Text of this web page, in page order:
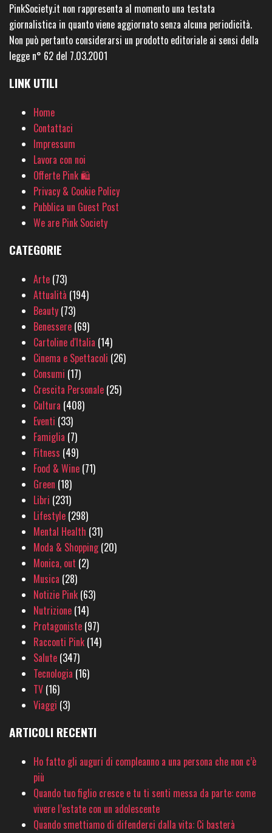
PinkSociety.it non rappresenta al momento una testata
giornalistica in quanto viene aggiornato senza alcuna periodicità.
Non può pertanto considerarsi un prodotto editoriale ai sensi della
legge n° 62 del 7.03.2001
LINK UTILI
Home
Contattaci
Impressum
Lavora con noi
Offerte Pink 🛍
Privacy & Cookie Policy
Pubblica un Guest Post
We are Pink Society
CATEGORIE
Arte (73)
Attualità (194)
Beauty (73)
Benessere (69)
Cartoline d'Italia (14)
Cinema e Spettacoli (26)
Consumi (17)
Crescita Personale (25)
Cultura (408)
Eventi (33)
Famiglia (7)
Fitness (49)
Food & Wine (71)
Green (18)
Libri (231)
Lifestyle (298)
Mental Health (31)
Moda & Shopping(20)
Monica, out (2)
Musica (28)
Notizie Pink (63)
Nutrizione (14)
Protagoniste (97)
Racconti Pink (14)
Salute (347)
Tecnologia (16)
TV (16)
Viaggi (3)
ARTICOLI RECENTI
Ho fatto gli auguri di compleanno a una persona che non c’è
più
Quando tuo figlio cresce e tu ti senti messa da parte: come
vivere l’estate con un adolescente
Quando smettiamo di difenderci dalla vita: Ci basterà